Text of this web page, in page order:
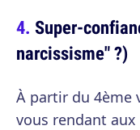
Super-
narcissisme" ?)
À partir du 4ème
vous rendant